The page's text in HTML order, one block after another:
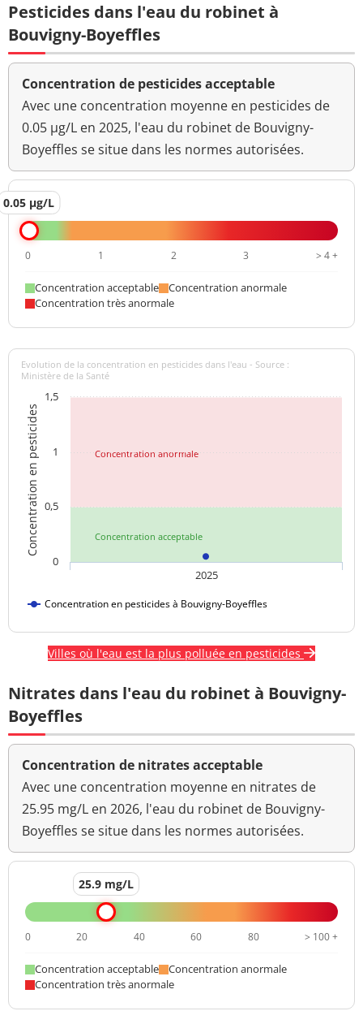
Pesticides dans l'eau du robinet à
Bouvigny-Boyeffles
Concentration de pesticides acceptable
Avec une concentration moyenne en pesticides de
0.05 µg/L en 2025, l'eau du robinet de Bouvigny-
Boyeffles se situe dans les normes autorisées.
0.05 µg/L
0 1 2 3 > 4 +
Concentration acceptable
Concentration anormale
Concentration très anormale
Concentration acceptable
Concentration anormale
Concentration en pesticides
Evolution de la concentration en pesticides dans l'eau - Source :
Ministère de la Santé
Concentration en pesticides à Bouvigny-Boyeffles
2025
0
0,5
1
1,5
Villes où l'eau est la plus polluée en pesticides
Nitrates dans l'eau du robinet à Bouvigny-
Boyeffles
Concentration de nitrates acceptable
Avec une concentration moyenne en nitrates de
25.95 mg/L en 2026, l'eau du robinet de Bouvigny-
Boyeffles se situe dans les normes autorisées.
25.9 mg/L
0 20 40 60 80 > 100 +
Concentration acceptable
Concentration anormale
Concentration très anormale